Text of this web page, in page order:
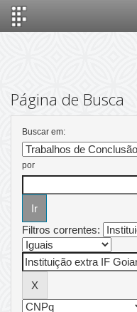
Página de Busca
Buscar em:
por
Filtros correntes: